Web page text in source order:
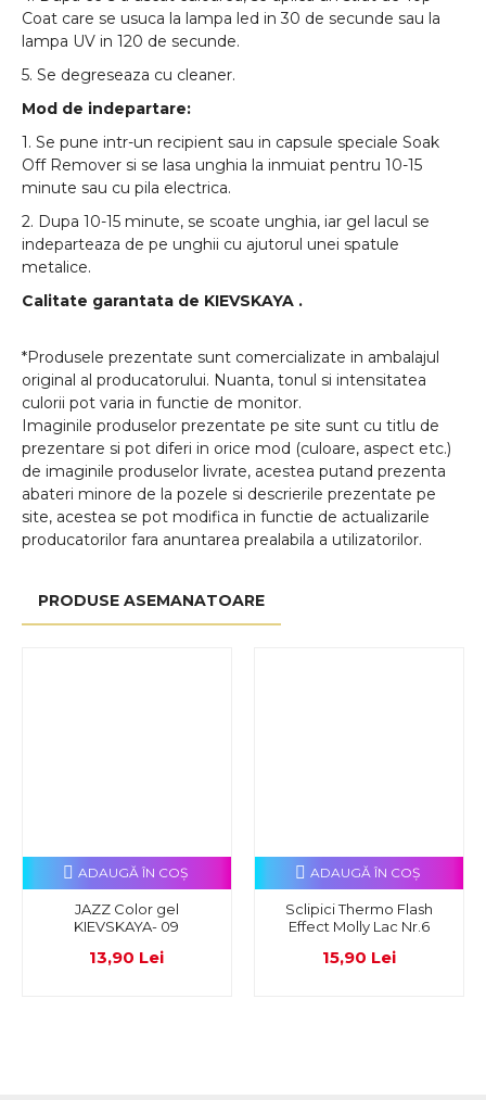
Coat care se usuca la lampa led in 30 de secunde sau la
lampa UV in 120 de secunde.
5. Se degreseaza cu cleaner.
Mod de indepartare:
1. Se pune intr-un recipient sau in capsule speciale Soak
Off Remover si se lasa unghia la inmuiat pentru 10-15
minute sau cu pila electrica.
2. Dupa 10-15 minute, se scoate unghia, iar gel lacul se
indeparteaza de pe unghii cu ajutorul unei spatule
metalice.
Calitate garantata de KIEVSKAYA .
*Produsele prezentate sunt comercializate in ambalajul
original al producatorului. Nuanta, tonul si intensitatea
culorii pot varia in functie de monitor.
Imaginile produselor prezentate pe site sunt cu titlu de
prezentare si pot diferi in orice mod (culoare, aspect etc.)
de imaginile produselor livrate, acestea putand prezenta
abateri minore de la pozele si descrierile prezentate pe
site, acestea se pot modifica in functie de actualizarile
producatorilor fara anuntarea prealabila a utilizatorilor.
PRODUSE ASEMANATOARE
JAZZ Color gel
KIEVSKAYA- 09
13,90 Lei
ADAUGĂ ÎN COŞ
Sclipici Thermo Flash
Effect Molly Lac Nr.6
15,90 Lei
ADAUGĂ ÎN COŞ